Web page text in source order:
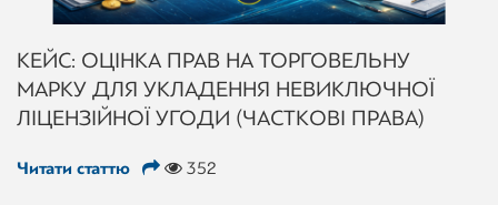
КЕЙС: ОЦІНКА ПРАВ НА ТОРГОВЕЛЬНУ
МАРКУ ДЛЯ УКЛАДЕННЯ НЕВИКЛЮЧНОЇ
ЛІЦЕНЗІЙНОЇ УГОДИ (ЧАСТКОВІ ПРАВА)
Читати статтю 352